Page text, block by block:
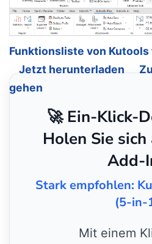
Funktionsliste von
Jetzt herunterladen
gehen
🚀 Ein-Klick-
Holen Sie
Add-
Stark empfohlen:
(5-in-
Mit einem